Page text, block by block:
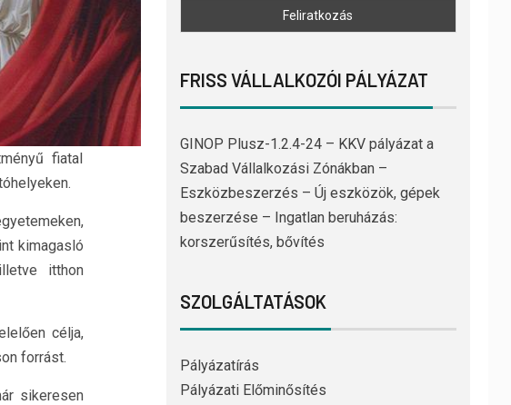
fiatal
kimagasló
itthon
célja,
forrást.
sikeresen
FRISS VÁLLALKOZÓI PÁLYÁZAT
GINOP Plusz-1.2.4-24 – KKV pályázat a
Szabad Vállalkozási Zónákban –
Eszközbeszerzés – Új eszközök, gépek
beszerzése – Ingatlan beruházás:
korszerűsítés, bővítés
SZOLGÁLTATÁSOK
Pályázatírás
Pályázati Előminősítés